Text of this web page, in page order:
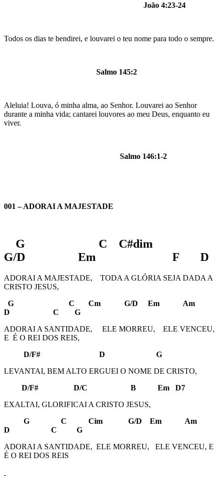
João 4:23-24
Todos os dias te bendirei, e louvarei o teu nome para todo o sempre.
Salmo 145:2
Aleluia! Louva, ó minha alma, ao Senhor. Louvarei ao Senhor
durante a minha vida; cantarei louvores ao meu Deus, enquanto eu
viver.
Salmo 146:1-2
001 – ADORAI A MAJESTADE
G C C#dim
G/D Em F D
ADORAI A MAJESTADE, TODA A GLÓRIA SEJA DADA A
CRISTO JESUS,
G C Cm G/D Em Am
D C G
ADORAI A SANTIDADE, ELE MORREU, ELE VENCEU,
E É O REI DOS REIS,
D/F# D G
LEVANTAI, BEM ALTO ERGUEI O NOME DE CRISTO,
D/F# D/C B Em D7
EXALTAI, GLORIFICAI A CRISTO JESUS,
G C Cim G/D Em Am
D C G
ADORAI A SANTIDADE, ELE MORREU, ELE VENCEU, E
É O REI DOS REIS